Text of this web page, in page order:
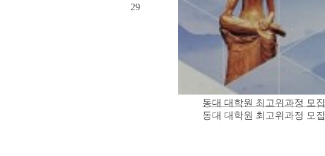
29
동대 대학원 최고위과정 모집
동대 대학원 최고위과정 모집​